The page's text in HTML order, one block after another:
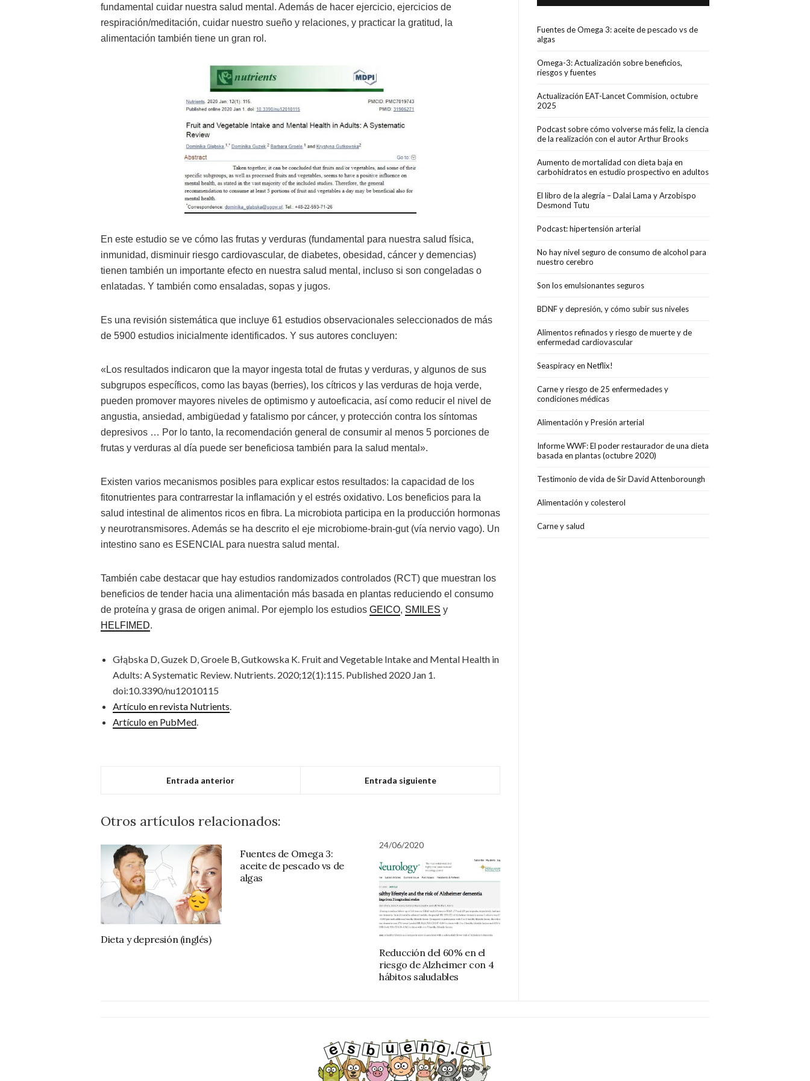
fundamental cuidar nuestra salud mental. Además de hacer ejercicio, ejercicios de
respiración/meditación, cuidar nuestro sueño y relaciones, y practicar la gratitud, la
alimentación también tiene un gran rol.
En este estudio se ve cómo las frutas y verduras (fundamental para nuestra salud física,
inmunidad, disminuir riesgo cardiovascular, de diabetes, obesidad, cáncer y demencias)
tienen también un importante efecto en nuestra salud mental, incluso si son congeladas o
enlatadas. Y también como ensaladas, sopas y jugos.
Es una revisión sistemática que incluye 61 estudios observacionales seleccionados de más
de 5900 estudios inicialmente identificados. Y sus autores concluyen:
«Los resultados indicaron que la mayor ingesta total de frutas y verduras, y algunos de sus
subgrupos específicos, como las bayas (berries), los cítricos y las verduras de hoja verde,
pueden promover mayores niveles de optimismo y autoeficacia, así como reducir el nivel de
angustia, ansiedad, ambigüedad y fatalismo por cáncer, y protección contra los síntomas
depresivos … Por lo tanto, la recomendación general de consumir al menos 5 porciones de
frutas y verduras al día puede ser beneficiosa también para la salud mental».
Existen varios mecanismos posibles para explicar estos resultados: la capacidad de los
fitonutrientes para contrarrestar la inflamación y el estrés oxidativo. Los beneficios para la
salud intestinal de alimentos ricos en fibra. La microbiota participa en la producción hormonas
y neurotransmisores. Además se ha descrito el eje microbiome-brain-gut (vía nervio vago). Un
intestino sano es ESENCIAL para nuestra salud mental.
También cabe destacar que hay estudios randomizados controlados (RCT) que muestran los
beneficios de tender hacia una alimentación más basada en plantas reduciendo el consumo
de proteína y grasa de origen animal. Por ejemplo los estudios GEICO, SMILES y
HELFIMED.
Głąbska D, Guzek D, Groele B, Gutkowska K. Fruit and Vegetable Intake and Mental Health in
Adults: A Systematic Review. Nutrients. 2020;12(1):115. Published 2020 Jan 1.
doi:10.3390/nu12010115
Artículo en revista Nutrients.
Artículo en PubMed.
Entrada anterior Entrada siguiente
Otros artículos relacionados:
Dieta y depresión (inglés)
Fuentes de Omega 3:
aceite de pescado vs de
algas
24/06/2020
Reducción del 60% en el
riesgo de Alzheimer con 4
hábitos saludables
Fuentes de Omega 3: aceite de pescado vs de
algas
Omega-3: Actualización sobre beneficios,
riesgos y fuentes
Actualización EAT-Lancet Commision, octubre
2025
Podcast sobre cómo volverse más feliz, la ciencia
de la realización con el autor Arthur Brooks
Aumento de mortalidad con dieta baja en
carbohidratos en estudio prospectivo en adultos
El libro de la alegría – Dalai Lama y Arzobispo
Desmond Tutu
Podcast: hipertensión arterial
No hay nivel seguro de consumo de alcohol para
nuestro cerebro
Son los emulsionantes seguros
BDNF y depresión, y cómo subir sus niveles
Alimentos refinados y riesgo de muerte y de
enfermedad cardiovascular
Seaspiracy en Netflix!
Carne y riesgo de 25 enfermedades y
condiciones médicas
Alimentación y Presión arterial
Informe WWF: El poder restaurador de una dieta
basada en plantas (octubre 2020)
Testimonio de vida de Sir David Attenboroungh
Alimentación y colesterol
Carne y salud